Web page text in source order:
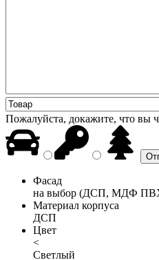
Пожалуйста, докажите, что вы
Фасад
на выбор (ДСП, МДФ
Материал корпуса
ДСП
Цвет
<
Светлый